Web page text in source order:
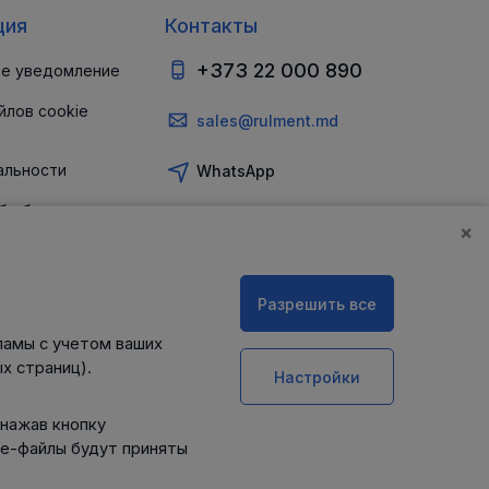
уведомление
cookie
обеспечении
Контакты
+373 22 000 890
sales@rulment.md
WhatsApp
×
с учетом ваших
страниц).
кнопку
файлы будут приняты
Разрешить все
Настройки